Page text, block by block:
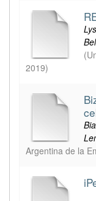
(
2019)
Argentina de la